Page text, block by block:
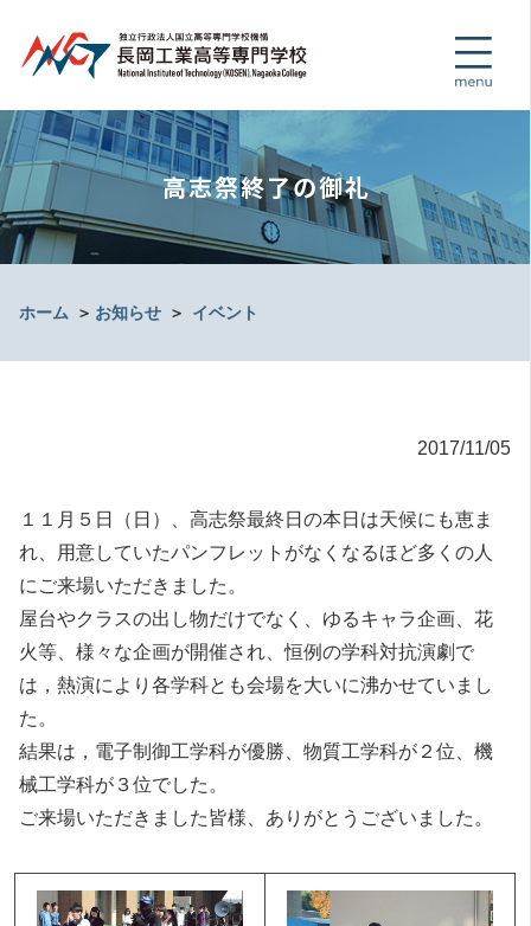
高志祭終了の御礼
ホーム ＞ お知らせ ＞ イベント
2017/11/05
１１月５日（日）、高志祭最終日の本日は天候にも恵ま
れ、用意していたパンフレットがなくなるほど多くの人
にご来場いただきました。
屋台やクラスの出し物だけでなく、ゆるキャラ企画、花
火等、様々な企画が開催され、恒例の学科対抗演劇で
は，熱演により各学科とも会場を大いに沸かせていまし
た。
結果は，電子制御工学科が優勝、物質工学科が２位、機
械工学科が３位でした。
ご来場いただきました皆様、ありがとうございました。